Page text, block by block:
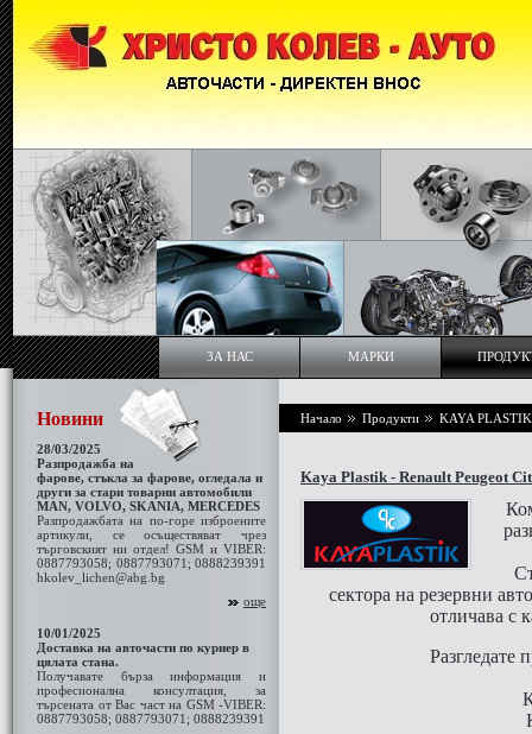
ЗА НАС МАРКИ
Новини
28/03/2025
Разпродажба на
фарове, стъкла за фаровe, огледала и
други за стари товарни автомобили
МАN, VOLVO, SKANIA, MERCEDES
Разпродажбата на по-горе изброените
артикули, се осъществяват чрез
търговският ни отдел! GSM и VIBER:
0887793058; 0887793071; 0888239391
hkolev_lichen@abg.bg
още
10/01/2025
Доставка на авточасти по куриер в
цялата стана.
Получавате бърза информация и
професионална консултация, за
търсената от Вас част на GSM -VIBER:
0887793058; 0887793071; 0888239391
Начало Продукти KAYA
Kaya Plastik - Renault Peugeot
сектора на резервни
отличава с
Разгледате